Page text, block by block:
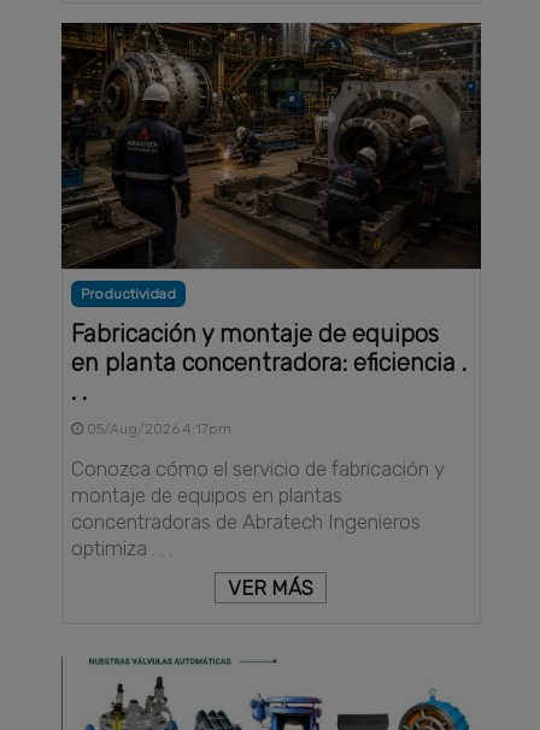
Productividad
Fabricación y montaje de equipos
en planta concentradora: eficiencia .
. .
05/Aug/2026 4:17pm
Conozca cómo el servicio de fabricación y
montaje de equipos en plantas
concentradoras de Abratech Ingenieros
optimiza . . .
VER MÁS